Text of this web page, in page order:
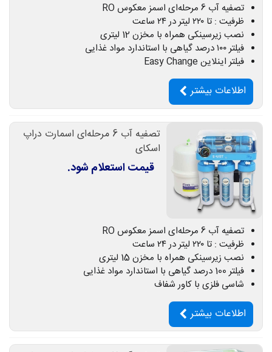
تصفیه آب 6 مرحله‌ای اسمز معکوس RO
ظرفیت : تا ۲۲۰ لیتر در ۲۴ ساعت
نصب زیرسینکی همراه با مخزن 12 لیتری
فیلتر ۱۰۰ درصد گیاهی با استاندارد مواد غذایی
فیلتر اینلاین Easy Change
اطلاعات بیشتر
تصفیه آب 6 مرحله‌ای اسمارت دراپ
اسکای
قیمت استعلام شود.
تصفیه آب 6 مرحله‌ای اسمز معکوس RO
ظرفیت : تا ۲۲۰ لیتر در ۲۴ ساعت
نصب زیرسینکی همراه با مخزن 15 لیتری
فیلتر 100 درصد گیاهی با استاندارد مواد غذایی
شاسی فلزی با کاور شفاف
اطلاعات بیشتر